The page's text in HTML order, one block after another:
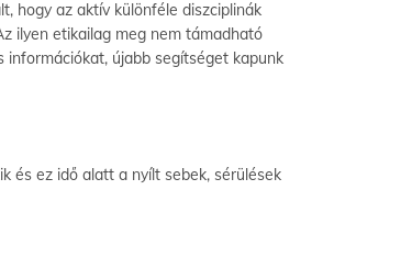
hogy az aktív különféle diszciplinák
ilyen etikailag meg nem támadható
újabb segítséget kapunk
és ez idő alatt a nyílt sebek, sérülések